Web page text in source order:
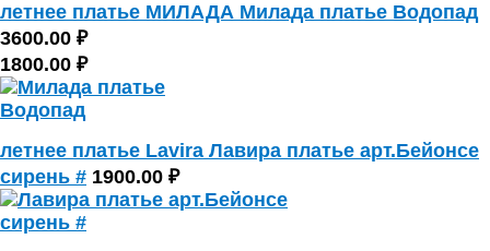
летнее платье МИЛАДА Милада платье Водопад
3600.00 ₽
1800.00 ₽
летнее платье Lavira Лавира платье арт.Бейонсе
сирень # 1900.00 ₽